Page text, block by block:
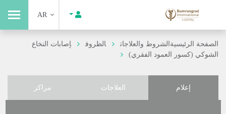
AR
الصفحة الرئيسيةالشروط والعلاجات الظروف
إصابات النخاع
الشوكي (كسور العمود الفقري)
إعلام العلاجات مراكز